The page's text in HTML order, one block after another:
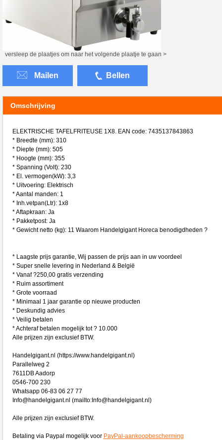
versleep de plaatjes om naar het volgende plaatje te gaan >
Mailen Bellen
Omschrijving
ELEKTRISCHE TAFELFRITEUSE 1X8. EAN code: 7435137843863
* Breedte (mm): 310
* Diepte (mm): 505
* Hoogte (mm): 355
* Spanning (Volt): 230
* El. vermogen(kW): 3,3
* Uitvoering: Elektrisch
* Aantal manden: 1
* Inh.vetpan(Ltr): 1x8
* Aftapkraan: Ja
* Pakketpost: Ja
* Gewicht netto (kg): 11 Waarom Handelgigant Horeca benodigdheden ?
* Laagste prijs garantie, Wij passen de prijs aan in uw voordeel
* Super snelle levering in Nederland & België
* Vanaf ?250,00 gratis verzending
* Ruim assortiment
* Grote voorraad
* Minimaal 1 jaar garantie op nieuwe producten
* Deskundig advies
* Veilig betalen
* Achteraf betalen mogelijk tot ? 10.000
Alle prijzen zijn exclusief BTW.
Handelgigant.nl (https://www.handelgigant.nl)
Parallelweg 2
7611DB Aadorp
0546-700 230
Whatsapp 06-83 06 27 77
Info@handelgigant.nl (mailto:Info@handelgigant.nl)
Alle prijzen zijn exclusief BTW.
Betaling via Paypal mogelijk voor PayPal-aankoopbescherming